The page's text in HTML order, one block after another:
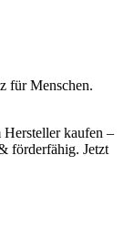
für Menschen.
kaufen –
förderfähig. Jetzt